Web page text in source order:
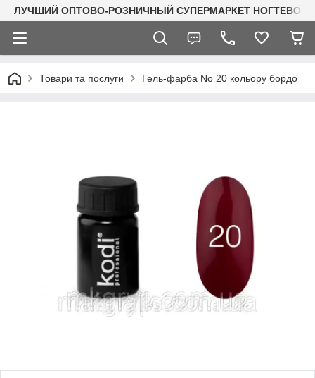
ЛУЧШИЙ ОПТОВО-РОЗНИЧНЫЙ СУПЕРМАРКЕТ
Товари та послуги Гель-фарба No 20 кольору бордо